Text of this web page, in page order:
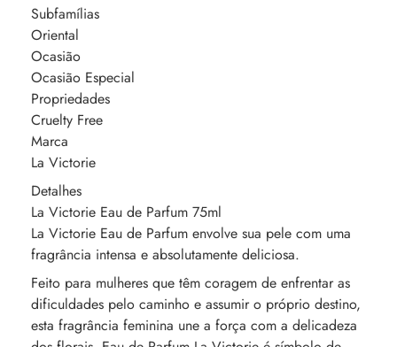
Subfamílias
Oriental
Ocasião
Ocasião Especial
Propriedades
Cruelty Free
Marca
La Victorie
Detalhes
La Victorie Eau de Parfum 75ml
La Victorie Eau de Parfum envolve sua pele com uma
fragrância intensa e absolutamente deliciosa.
Feito para mulheres que têm coragem de enfrentar as
dificuldades pelo caminho e assumir o próprio destino,
esta fragrância feminina une a força com a delicadeza